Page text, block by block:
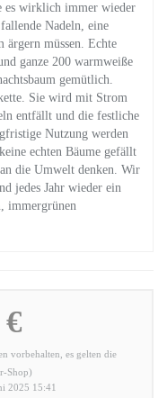
es wirklich immer wieder
Nadeln, eine
ärgern müssen. Echte
ganze 200 warmweiße
gemütlich.
Sie wird mit Strom
entfällt und die festliche
Nutzung werden
echten Bäume gefällt
die Umwelt denken. Wir
jedes Jahr wieder ein
immergrünen
vorbehalten, es gelten die
Shop)
2025 15:41